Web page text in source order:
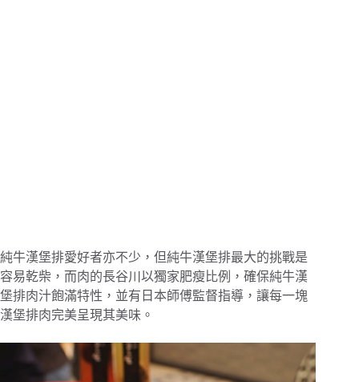
純牛漢堡排愛好者亦不少，但純牛漢堡排最大的挑戰是
容易乾柴，而肉的長谷川以獨家肥瘦比例，確保純牛漢
堡排肉汁飽滿特性，並有日本師傅監督指導，讓每一塊
漢堡排肉完美呈現其美味。